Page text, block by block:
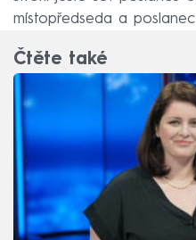
místopředseda a
Čtěte také